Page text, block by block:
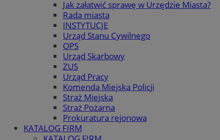
Jak załatwić sprawę w Urzędzie Miasta?
Rada miasta
INSTYTUCJE
Urząd Stanu Cywilnego
OPS
Urząd Skarbowy
ZUS
Urząd Pracy
Komenda Miejska Policji
Straż Miejska
Straż Pożarna
Prokuratura rejonowa
KATALOG FIRM